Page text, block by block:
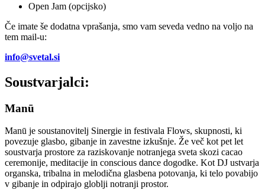
Open Jam (opcijsko)
Če imate še dodatna vprašanja, smo vam seveda vedno na voljo na
tem mail-u:
info@svetal.si
Soustvarjalci:
Manū
Manū je soustanovitelj Sinergie in festivala Flows, skupnosti, ki
povezuje glasbo, gibanje in zavestne izkušnje. Že več kot pet let
soustvarja prostore za raziskovanje notranjega sveta skozi cacao
ceremonije, meditacije in conscious dance dogodke. Kot DJ ustvarja
organska, tribalna in melodična glasbena potovanja, ki telo povabijo
v gibanje in odpirajo globlji notranji prostor.